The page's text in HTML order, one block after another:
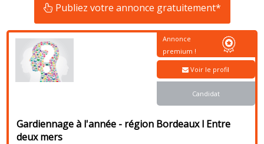
Publiez votre annonce gratuitement*
Gardiennage à l'année - région Bordeaux l Entre
deux mers
Annonce
premium !
Voir le profil
Candidat